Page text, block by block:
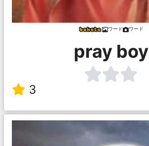
ワード ワード
pray boy
3